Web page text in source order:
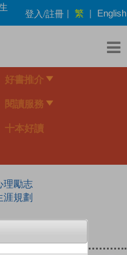
登入/註冊 | 繁 | English
好書推介
閱讀服務
十本好讀
理勵志
涯規劃